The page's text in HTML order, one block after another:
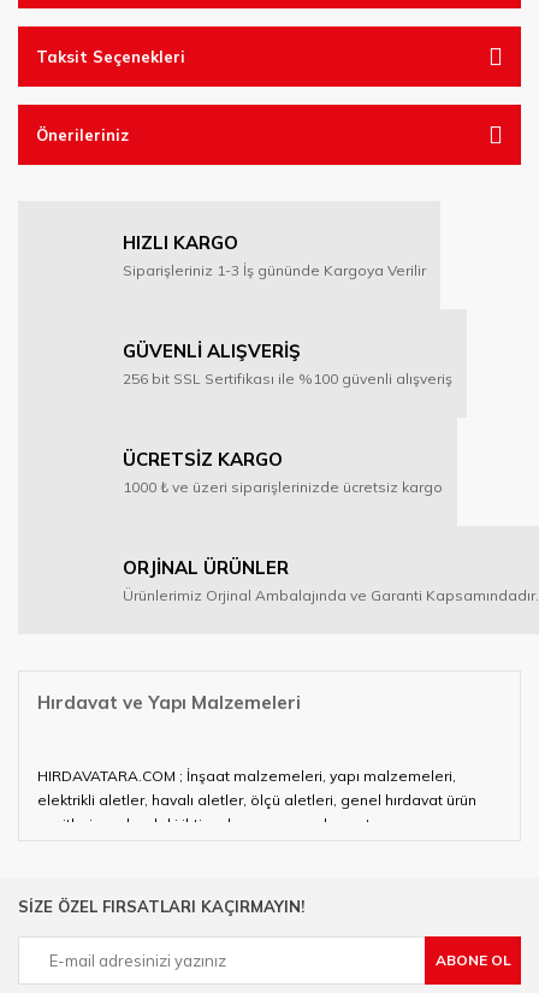
Taksit Seçenekleri
Önerileriniz
HIZLI KARGO
Siparişleriniz 1-3 İş gününde Kargoya Verilir
GÜVENLİ ALIŞVERİŞ
256 bit SSL Sertifikası ile %100 güvenli alışveriş
ÜCRETSİZ KARGO
1000 ₺ ve üzeri siparişlerinizde ücretsiz kargo
ORJİNAL ÜRÜNLER
Ürünlerimiz Orjinal Ambalajında ve Garanti Kapsamındadır.
Hırdavat ve Yapı Malzemeleri
HIRDAVATARA.COM ; İnşaat malzemeleri, yapı malzemeleri,
elektrikli aletler, havalı aletler, ölçü aletleri, genel hırdavat ürün
çeşitleri ve alandaki ihtiyaçlarınızın neredeyse tamamını
çalışan HIRDAVATARA.COM geniş ürün yelpazesi ile siz değerli
Ülkemizde özellikle gelişen sanayi, inşaat ve fabrikalaşma
SİZE ÖZEL FIRSATLARI KAÇIRMAYIN!
ABONE OL